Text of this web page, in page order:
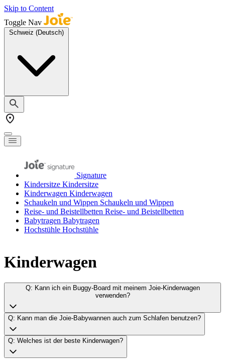
Skip to Content
Toggle Nav
Schweiz (Deutsch)
Signature
Kindersitze Kindersitze
Kinderwagen Kinderwagen
Schaukeln und Wippen Schaukeln und Wippen
Reise- und Beistellbetten Reise- und Beistellbetten
Babytragen Babytragen
Hochstühle Hochstühle
Kinderwagen
Q: Kann ich ein Buggy-Board mit meinem Joie-Kinderwagen
verwenden?
Q: Kann man die Joie-Babywannen auch zum Schlafen benutzen?
Q: Welches ist der beste Kinderwagen?